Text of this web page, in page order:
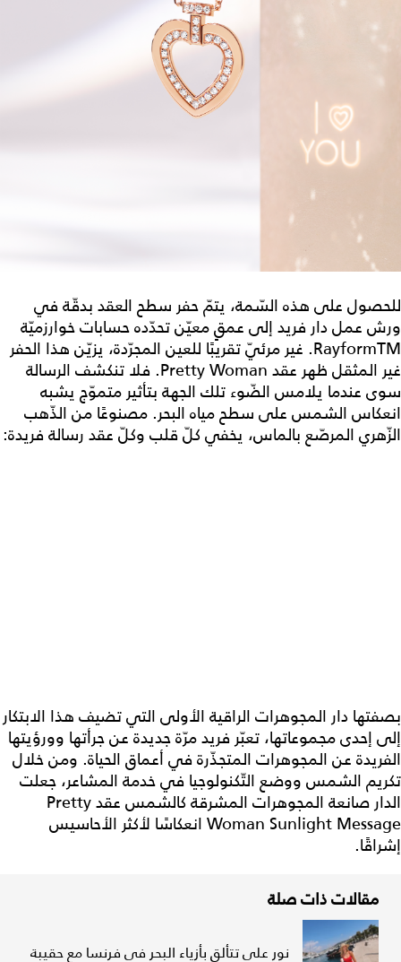
للحصول على هذه السّمة، يتمّ حفر سطح العقد بدقّة في
ورش عمل دار فريد إلى عمقٍ معيّن تحدّده حسابات خوارزميّة
RayformTM. غير مرئيّ تقريبًا للعين المجرّدة، يزيّن هذا الحفر
غير المثقل ظهر عقد Pretty Woman. فلا تنكشف الرسالة
سوى عندما يلامس الضّوء تلك الجهة بتأثير متموّج يشبه
انعكاس الشمس على سطح مياه البحر. مصنوعًا من الذّهب
الزّهري المرصّع بالماس، يخفي كلّ قلب وكلّ عقد رسالة فريدة:
بصفتها دار المجوهرات الراقية الأولى التي تضيف هذا الابتكار
إلى إحدى مجموعاتها، تعبّر فريد مرّة جديدة عن جرأتها وورؤيتها
الفريدة عن المجوهرات المتجذّرة في أعماق الحياة. ومن خلال
تكريم الشمس ووضع التّكنولوجيا في خدمة المشاعر، جعلت
الدار صانعة المجوهرات المشرقة كالشمس عقد Pretty
Woman Sunlight Message انعكاسًا لأكثر الأحاسيس
إشراقًا.
مقالات ذات صلة
نور علي تتألق بأزياء البحر في فرنسا مع حقيبة